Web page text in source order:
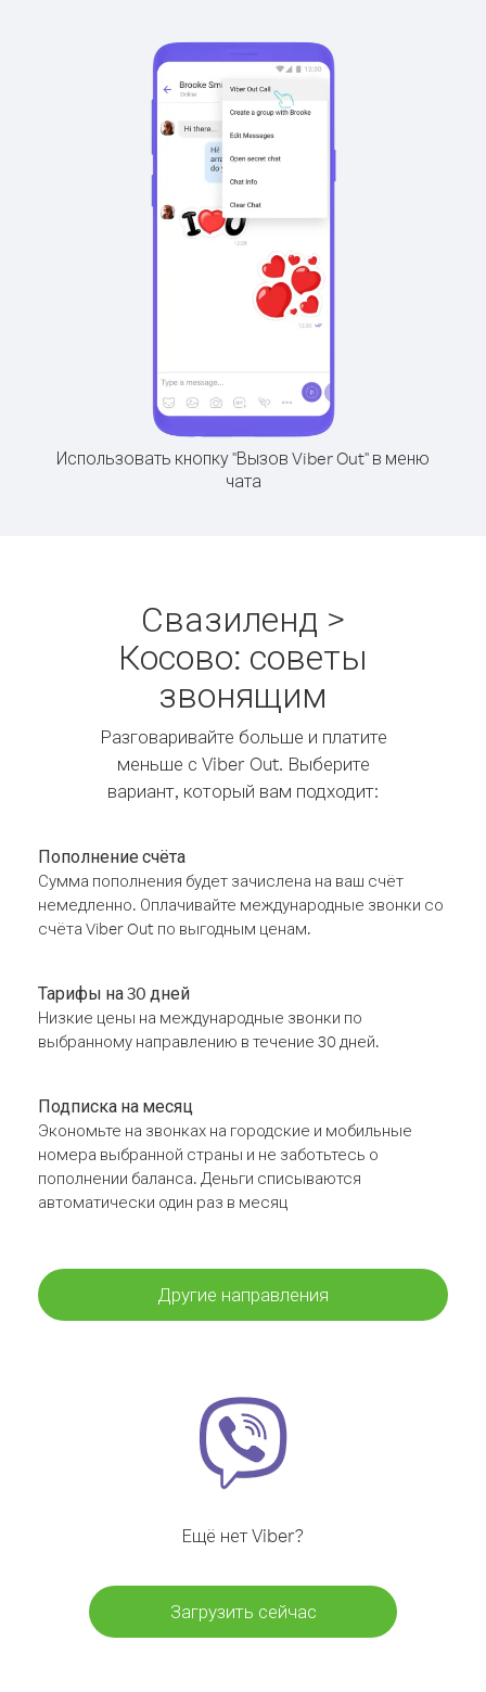
Использовать кнопку "Вызов Viber Out" в меню
чата
Свазиленд >
Косово: советы
звонящим
Разговаривайте больше и платите
меньше с Viber Out. Выберите
вариант, который вам подходит:
Пополнение счёта
Сумма пополнения будет зачислена на ваш счёт
немедленно. Оплачивайте международные звонки со
счёта Viber Out по выгодным ценам.
Тарифы на 30 дней
Низкие цены на международные звонки по
выбранному направлению в течение 30 дней.
Подписка на месяц
Экономьте на звонках на городские и мобильные
номера выбранной страны и не заботьтесь о
пополнении баланса. Деньги списываются
автоматически один раз в месяц
Другие направления
Ещё нет Viber?
Загрузить сейчас